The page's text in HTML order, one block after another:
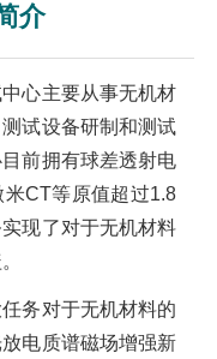
介
心主要从事无机材
试设备研制和测试
前拥有球差透射电
CT等原值超过1.8
现了对于无机材料
务对于无机材料的
电质谱磁场增强新